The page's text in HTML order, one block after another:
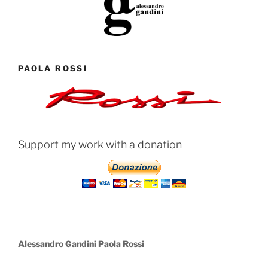
n
n
e
PAOLA ROSSI
Support my work with a donation
Alessandro Gandini Paola Rossi